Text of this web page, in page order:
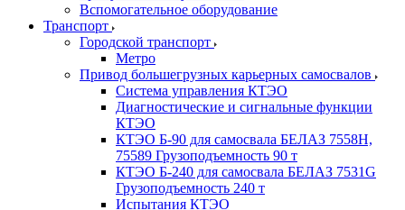
Вспомогательное оборудование
Транспорт
Городской транспорт
Метро
Привод большегрузных карьерных самосвалов
Система управления КТЭО
Диагностические и сигнальные функции
КТЭО
КТЭО Б-90 для самосвала БЕЛАЗ 7558H,
75589 Грузоподъемность 90 т
КТЭО Б-240 для самосвала БЕЛАЗ 7531G
Грузоподъемность 240 т
Испытания КТЭО